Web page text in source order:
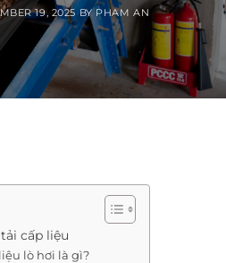
19, 2025 BYPHAM AN
cấp liệu
lò hơi là gì?